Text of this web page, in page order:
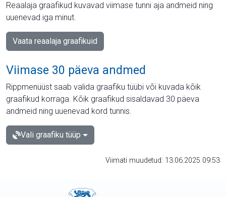
Reaalaja graafikud kuvavad viimase tunni aja andmeid ning
uuenevad iga minut.
Vaata reaalaja graafikuid
Viimase 30 päeva andmed
Rippmenüüst saab valida graafiku tüübi või kuvada kõik
graafikud korraga. Kõik graafikud sisaldavad 30 päeva
andmeid ning uuenevad kord tunnis.
Vali graafiku tüüp
Viimati muudetud: 13.06.2025 09:53